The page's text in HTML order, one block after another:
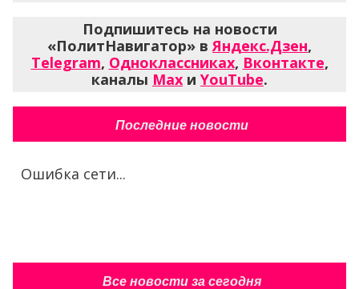
Подпишитесь на новости
«ПолитНавигатор» в Яндекс.Дзен,
Telegram, Одноклассниках, Вконтакте,
каналы Max и YouTube.
Последние новости
Ошибка сети...
Все новости за сегодня